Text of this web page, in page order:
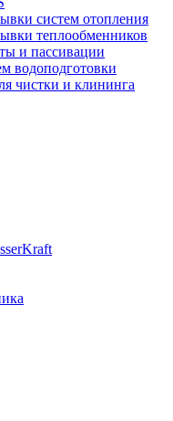
систем отопления
теплообменников
и пассивации
водоподготовки
чистки и клининга